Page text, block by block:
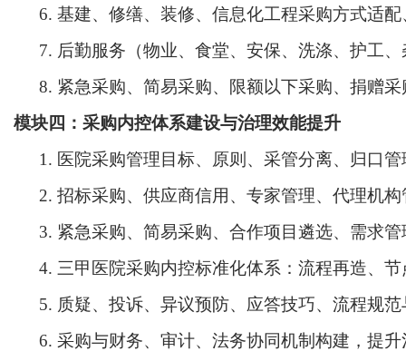
6. 基建、修缮、装修、信息化工程采购方式适
7. 后勤服务（物业、食堂、安保、洗涤、护工
8. 紧急采购、简易采购、限额以下采购、捐赠
模块四：采购内控体系建设与治理效能提升
1. 医院采购管理目标、原则、采管分离、归口
2. 招标采购、供应商信用、专家管理、代理机
3. 紧急采购、简易采购、合作项目遴选、需求
4. 三甲医院采购内控标准化体系：流程再造、
5. 质疑、投诉、异议预防、应答技巧、流程规
6. 采购与财务、审计、法务协同机制构建，提